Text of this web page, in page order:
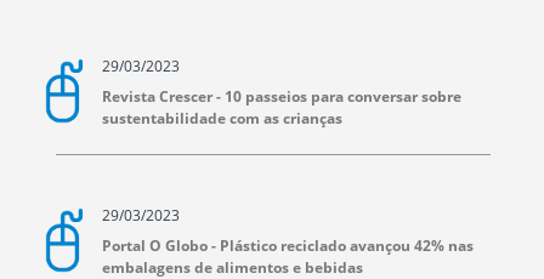
29/03/2023
Revista Crescer - 10 passeios para conversar sobre
sustentabilidade com as crianças
29/03/2023
Portal O Globo - Plástico reciclado avançou 42% nas
embalagens de alimentos e bebidas